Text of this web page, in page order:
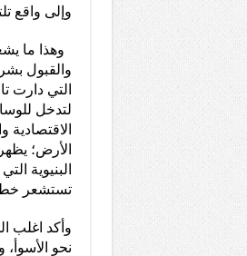
وإلى واقع
وهذا ما
والقبول
التي دارت
لتدخل
الأرض؛
البنيوية
تستشعر خطر
وأكد اغلب
نحو